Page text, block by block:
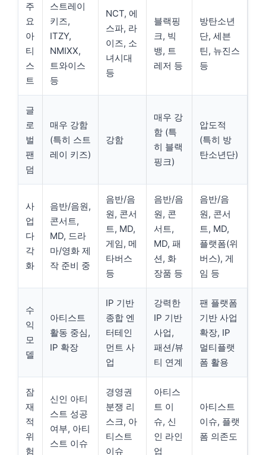
주
요
아
티
스
트
스트레이
키즈,
ITZY,
NMIXX,
트와이스
등
NCT, 에
스파, 라
이즈, 소
녀시대
등
블랙핑
크, 빅
뱅, 트
레저 등
방탄소년
단, 세븐
틴, 뉴진스
등
글
로
벌
팬
덤
매우 강함
(특히 스트
레이 키즈)
강함
매우 강
함 (특
히 블랙
핑크)
압도적
(특히 방
탄소년단)
사
업
다
각
화
음반/음원,
콘서트,
MD, 드라
마/영화 제
작 준비 중
음반/음
원, 콘서
트, MD,
게임, 메
타버스
등
음반/음
원, 콘
서트,
MD, 패
션, 화
장품 등
음반/음
원, 콘서
트, MD,
플랫폼(위
버스), 게
임 등
수
익
모
델
아티스트
활동 중심,
IP 확장
IP 기반
종합 엔
터테인
먼트 사
업
강력한
IP 기반
사업,
패션/뷰
티 연계
팬 플랫폼
기반 사업
확장, IP
멀티플랫
폼 활용
잠
재
적
위
험
신인 아티
스트 성공
여부, 아티
스트 이슈
경영권
분쟁 리
스크, 아
티스트
이슈
아티스
트 이
슈, 신
인 라인
업
아티스트
이슈, 플랫
폼 의존도